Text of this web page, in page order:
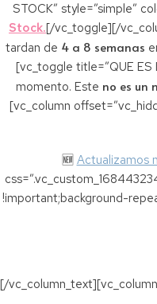
STOCK” style=”simple”
Stock.[/vc_toggle][/
tardan de 4 a 8 semanas
[vc_toggle title=”QUE ES
momento. Este no es un
[vc_column
🆕 Actualizamos
!important;background-
[/